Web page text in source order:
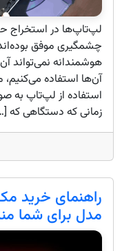
لپ‌تاپ‌ها در استخراج
چشمگیری موفق
هوشمندانه نمی‌تواند
آن‌ها استفاده
استفاده از لپ‌تاپ به
زمانی که دستگاهی که
مدل برای شما